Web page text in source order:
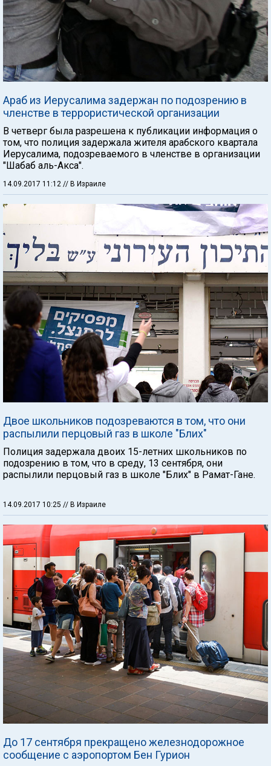
Араб из Иерусалима задержан по подозрению в
членстве в террористической организации
В четверг была разрешена к публикации информация о
том, что полиция задержала жителя арабского квартала
Иерусалима, подозреваемого в членстве в организации
"Шабаб аль-Акса".
14.09.2017 11:12 // В Израиле
Двое школьников подозреваются в том, что они
распылили перцовый газ в школе "Блих"
Полиция задержала двоих 15-летних школьников по
подозрению в том, что в среду, 13 сентября, они
распылили перцовый газ в школе "Блих" в Рамат-Гане.
14.09.2017 10:25 // В Израиле
До 17 сентября прекращено железнодорожное
сообщение с аэропортом Бен Гурион